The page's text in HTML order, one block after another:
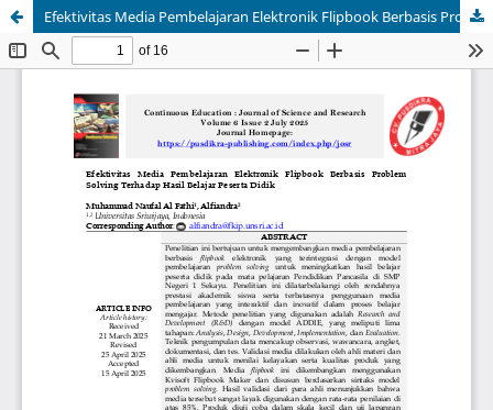
Efektivitas Media Pembelajaran Elektronik Flipbook Berbasis Problem Solving Terhadap Hasil Belajar Peserta Didik